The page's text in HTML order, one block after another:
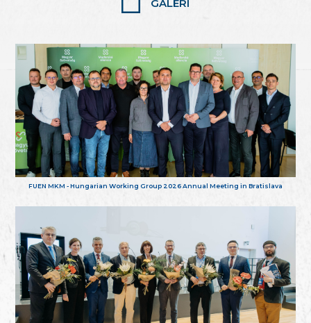
GALERI
FUEN MKM - Hungarian Working Group 2026 Annual Meeting in Bratislava